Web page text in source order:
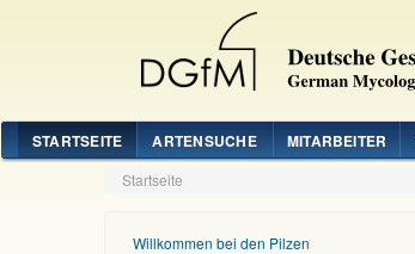
STARTSEITE ARTENSUCHE MITARBEITER
Startseite
Willkommen bei den Pilzen